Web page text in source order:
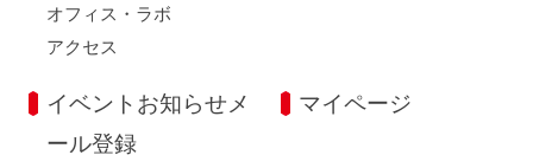
オフィス・ラボ
アクセス
イベントお知らせメ
ール登録
マイページ